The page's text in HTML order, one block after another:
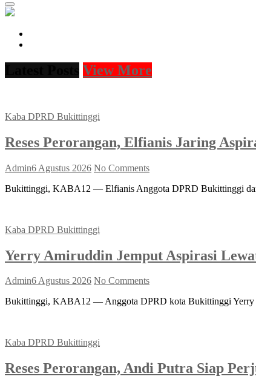
View More
Kaba DPRD Bukittinggi
Reses Perorangan, Elfianis Jaring
Admin6 Agustus 2026 No Comments
Bukittinggi, KABA12 — Elfianis Anggota DPRD Bukittinggi dari
Kaba DPRD Bukittinggi
Yerry Amiruddin Jemput Aspirasi
Admin6 Agustus 2026 No Comments
Bukittinggi, KABA12 — Anggota DPRD kota Bukittinggi Yerry
Kaba DPRD Bukittinggi
Reses Perorangan, Andi Putra Siap